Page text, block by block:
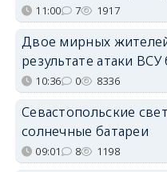
11:00 7 1917
Двое мирных
результате атаки
10:36 0 8336
Севастопольские
солнечные батареи
09:01 8 1198